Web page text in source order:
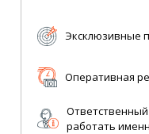
Эксклюзивные
Оперативная
работать